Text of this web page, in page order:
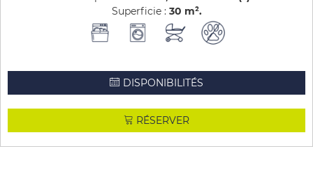
Superficie : 30 m²
DISPONIBILITÉS
RÉSERVER